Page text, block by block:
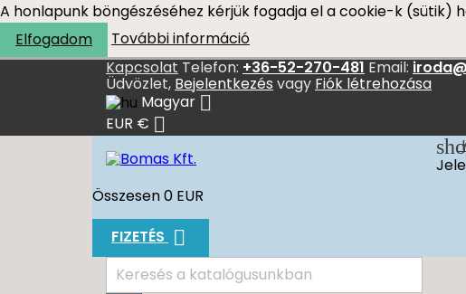
A honlapunk böngészéséhez kérjük fogadja el a cookie-k (sütik)
Elfogadom
További információ
Kapcsolat Telefon: +36-52-270-481 Email:
Üdvözlet, Bejelentkezés vagy Fiók létrehozása
Magyar 
EUR € 
Összesen0 EUR
FIZETÉS 